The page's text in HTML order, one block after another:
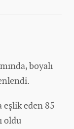
boyalı
eşlik eden 85
oldu